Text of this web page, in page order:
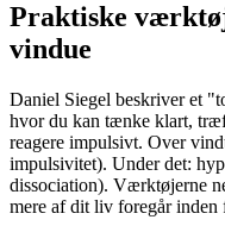
Praktiske
vindue
Daniel Siegel beskriver et
hvor du kan tænke klart,
reagere impulsivt. Over
impulsivitet). Under det:
dissociation). Værktøjerne
mere af dit liv foregår inden